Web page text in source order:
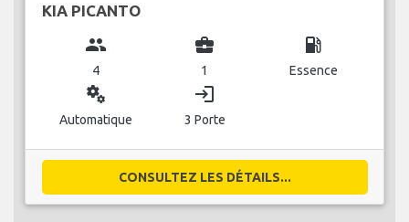
KIA PICANTO
group
4
business_center
1
local_gas_station
Essence
miscellaneous_services
Automatique
login
3 Porte
CONSULTEZ LES DÉTAILS...